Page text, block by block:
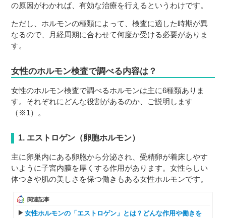
の原因がわかれば、有効な治療を行えるというわけです。
ただし、ホルモンの種類によって、検査に適した時期が異
なるので、月経周期に合わせて何度か受ける必要がありま
す。
女性のホルモン検査で調べる内容は？
女性のホルモン検査で調べるホルモンは主に6種類ありま
す。それぞれにどんな役割があるのか、ご説明します
（※1）。
1. エストロゲン（卵胞ホルモン）
主に卵巣内にある卵胞から分泌され、受精卵が着床しやす
いように子宮内膜を厚くする作用があります。女性らしい
体つきや肌の美しさを保つ働きもある女性ホルモンです。
関連記事
女性ホルモンの「エストロゲン」とは？どんな作用や働きを